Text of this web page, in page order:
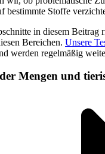
bestimmte Stoffe
in diesem Beitrag
Bereichen. Unsere
werden regelmäßig
Mengen und